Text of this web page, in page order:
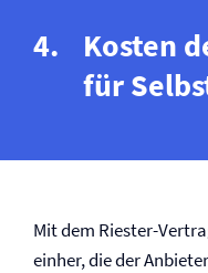
Kosten
für
Mit dem Riester-
einher, die der